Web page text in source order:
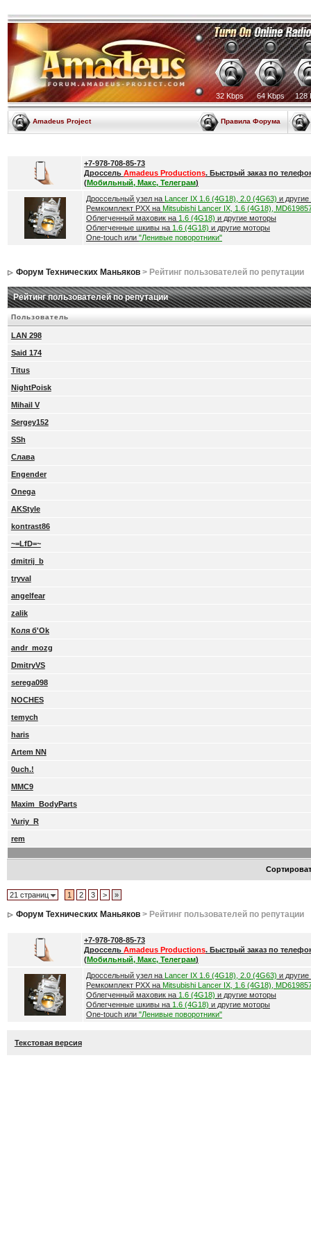
32 Kbps 64 Kbps 128
Amadeus Project Правила Форума
+7-978-708-85-73
Дроссель Amadeus Productions. Быстрый заказ по
(Мобильный, Макс, Телеграм)
Дроссельный узел на Lancer IX 1.6 (4G18), 2.0 (4G63) и
Ремкомплект РХХ на Mitsubishi Lancer IX, 1.6 (4G18),
Облегченный маховик на 1.6 (4G18) и другие моторы
Облегченные шкивы на 1.6 (4G18) и другие моторы
One-touch или "Ленивые поворотники"
Форум Технических Маньяков> Рейтинг пользователей по репутации
Рейтинг пользователей по репутации
Пользователь
LAN 298
Said 174
Titus
NightPoisk
Mihail V
Sergey152
SSh
Слава
Engender
Onega
AKStyle
kontrast86
~=LfD=~
dmitrij_b
tryval
angelfear
zalik
Коля б'Ok
andr_mozg
DmitryVS
serega098
NOCHES
temych
haris
Artem NN
0uch.!
MMC9
Maxim_BodyParts
Yuriy_R
rem
21 страниц 1 2 3 > »
Форум Технических Маньяков> Рейтинг пользователей по репутации
+7-978-708-85-73
Дроссель Amadeus Productions. Быстрый заказ по
(Мобильный, Макс, Телеграм)
Дроссельный узел на Lancer IX 1.6 (4G18), 2.0 (4G63) и
Ремкомплект РХХ на Mitsubishi Lancer IX, 1.6 (4G18),
Облегченный маховик на 1.6 (4G18) и другие моторы
Облегченные шкивы на 1.6 (4G18) и другие моторы
One-touch или "Ленивые поворотники"
Текстовая версия